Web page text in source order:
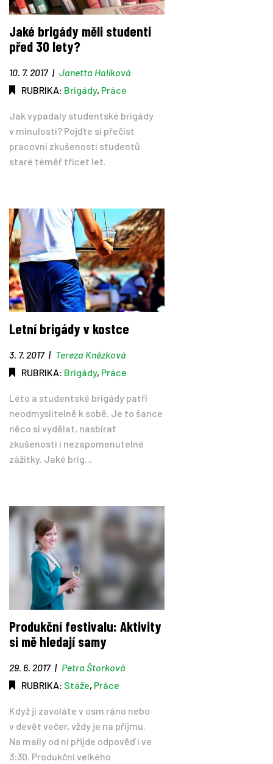
Jaké brigády měli studenti
před 30 lety?
10. 7. 2017 | Janetta Halíková
RUBRIKA: Brigády, Práce
Jak vypadaly studentské brigády
v minulosti? Pojďte si přečíst
pracovní zkušenosti studentů
staré téměř třicet let.
Letní brigády v kostce
3. 7. 2017 | Tereza Knězková
RUBRIKA: Brigády, Práce
Léto a studentské brigády patří
neodmyslitelně k sobě. Je to šance
něco si vydělat, nasbírat
zkušenosti i nezapomenutelné
zážitky. Jaké brig...
Produkční festivalu: Aktivity
si mě hledají samy
29. 6. 2017 | Petra Štorková
RUBRIKA: Stáže, Práce
Když jí zavoláte v osm ráno nebo
v devět večer, vždy je na příjmu.
Na maily od ní přijde odpověď i ve
3:30. Produkční velkého